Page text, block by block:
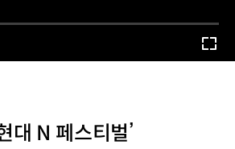
대 N 페스티벌’